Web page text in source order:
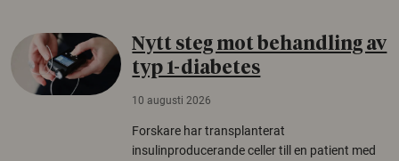
Nytt steg mot behandling av
typ 1-diabetes
10 augusti 2026
Forskare har transplanterat
insulinproducerande celler till en patient med